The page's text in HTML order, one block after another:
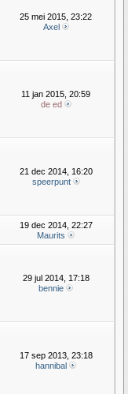
25 mei 2015, 23:22
Axel
11 jan 2015, 20:59
de ed
21 dec 2014, 16:20
speerpunt
19 dec 2014, 22:27
Maurits
29 jul 2014, 17:18
bennie
17 sep 2013, 23:18
hannibal